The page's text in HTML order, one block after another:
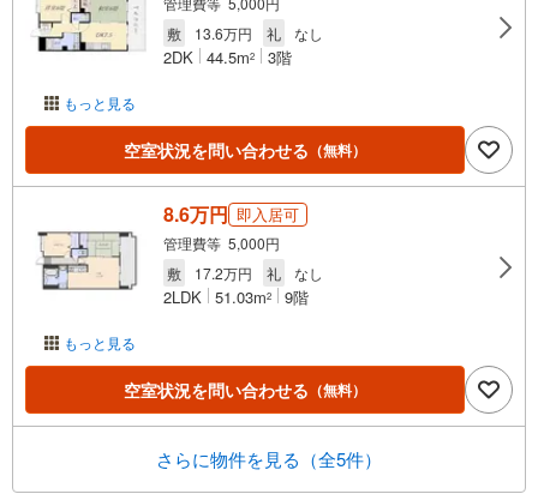
もっと見る
敷
13.6万円 礼 なし
2DK 44.5m2 3階
空室状況を問い合わせる （無料）
もっと見る
8.6万円 即入居可
管理費等 5,000円
敷
17.2万円 礼 なし
2LDK 51.03m2 9階
空室状況を問い合わせる （無料）
さらに物件を見る（全5件）